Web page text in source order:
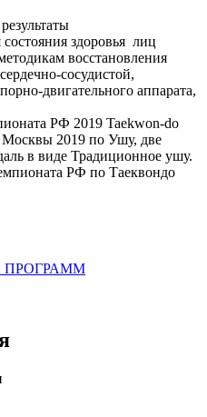
здоровья лиц
восстановления
сосудистой,
двигательного аппарата,
РФ 2019 Taekwon-do
2019 по Ушу, две
в виде Традиционное ушу.
РФ по Таеквондо
ПРОГРАММ